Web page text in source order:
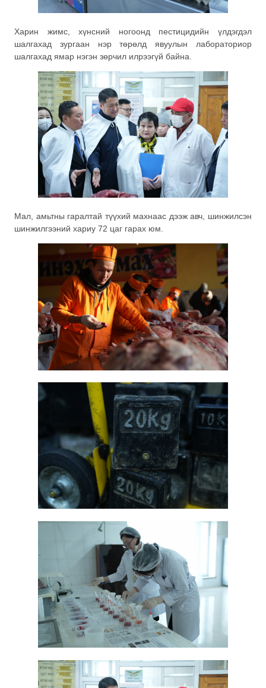
Харин жимс, хүнсний ногоонд пестицидийн үлдэгдэл
шалгахад зургаан нэр төрөлд явуулын лабораториор
шалгахад ямар нэгэн зөрчил илрээгүй байна.
Мал, амьтны гаралтай түүхий махнаас дээж авч, шинжилсэн
шинжилгээний хариу 72 цаг гарах юм.